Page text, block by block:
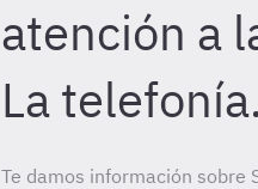
atención a
La telefonía.
Te damos información sobre